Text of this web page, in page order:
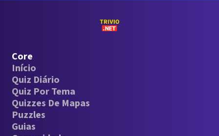
Core
Início
Quiz Diário
Quiz Por Tema
Quizzes De Mapas
Puzzles
Guias